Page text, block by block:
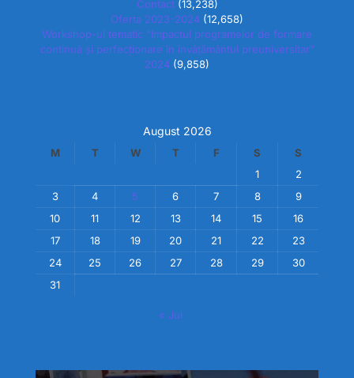
Contact (13,238)
Oferta 2023-2024 (12,658)
Workshop-ul tematic “Impactul programelor de formare
continuă și perfecționare în învățământul preuniversitar”
2024 (9,858)
August 2026
M T W T F S
S
1
2
3
4 5 6 7 8
9
10
11 12 13 14 15
16
17
18 19 20 21 22
23
24
25 26 27 28 29
30
31
« Jul